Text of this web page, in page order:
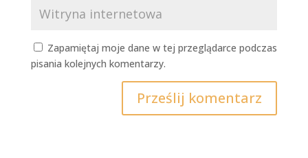
Zapamiętaj moje dane w tej przeglądarce podczas
pisania kolejnych komentarzy.